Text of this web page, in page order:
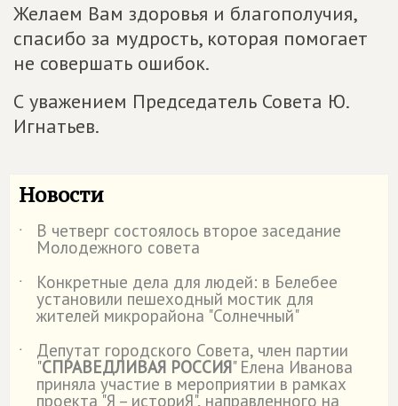
Желаем Вам здоровья и благополучия,
спасибо за мудрость, которая помогает
не совершать ошибок.
С уважением Председатель Совета Ю.
Игнатьев.
Новости
˙ В четверг состоялось второе заседание
Молодежного совета
˙
Конкретные дела для людей: в Белебее
установили пешеходный мостик для
жителей микрорайона "Солнечный"
˙
Депутат городского Совета, член партии
"СПРАВЕДЛИВАЯ РОССИЯ" Елена Иванова
приняла участие в мероприятии в рамках
проекта "Я – историЯ", направленного на